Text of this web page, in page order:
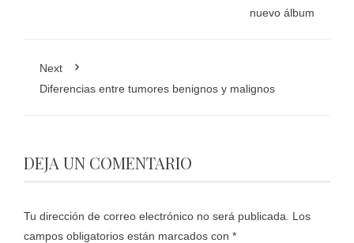
nuevo álbum
Next
Diferencias entre tumores benignos y malignos
DEJA UN COMENTARIO
Tu dirección de correo electrónico no será publicada.
Los
campos obligatorios están marcados con *